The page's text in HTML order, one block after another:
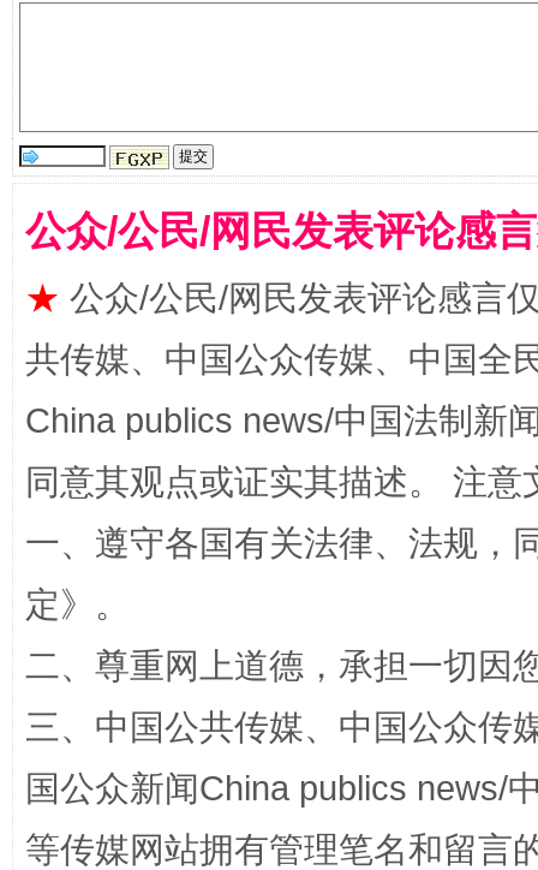
国家大学科技园优化重塑工作
公众/公民/网民发表评论感
★ 公众/公民/网民发表评论感言
共传媒、中国公众传媒、中国全
China publics news/中国法制新
同意其观点或证实其描述。 注
一、遵守各国有关法律、法规，
定》。
二、尊重网上道德，承担一切因
三、中国公共传媒、中国公众传
国公众新闻China publics news/
等传媒网站拥有管理笔名和留言